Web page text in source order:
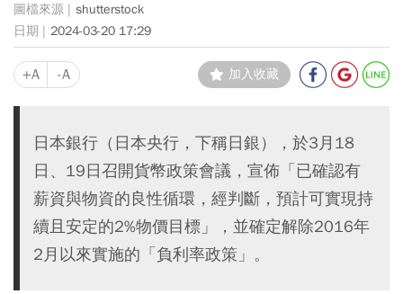
shutterstock
2024-03-20 17:29
+A -A 加入收藏
日本銀行（日本央行，下稱日銀），於3月18
日、19日召開貨幣政策會議，宣佈「已確認有
薪資與物資的良性循環，經判斷，預計可實現持
續且安定的2%物價目標」，並確定解除2016年
2月以來實施的「負利率政策」。